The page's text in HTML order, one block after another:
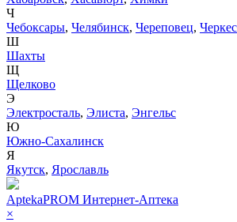
Ч
Чебоксары, Челябинск, Череповец,
Ш
Шахты
Щ
Щелково
Э
Электросталь, Элиста, Энгельс
Ю
Южно-Сахалинск
Я
Якутск, Ярославль
AptekaPROM Интернет-Аптека
×